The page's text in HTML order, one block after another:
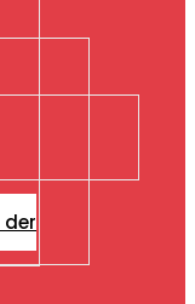
der